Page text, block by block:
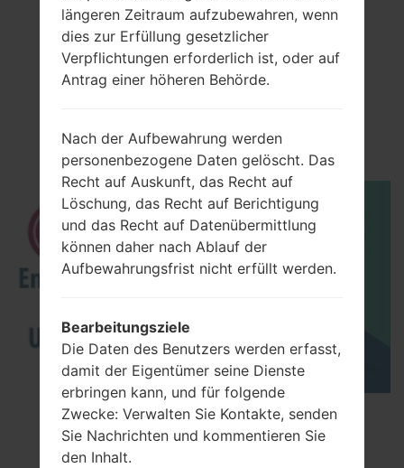
Video
akaLG Spirit Y70
How to Enable Developer Options & USB
Debugging on LG ?
längeren Zeitraum aufzubewahren, wenn
dies zur Erfüllung gesetzlicher
Verpflichtungen erforderlich ist, oder auf
Antrag einer höheren Behörde.
Nach der Aufbewahrung werden
personenbezogene Daten gelöscht. Das
Recht auf Auskunft, das Recht auf
Löschung, das Recht auf Berichtigung
und das Recht auf Datenübermittlung
können daher nach Ablauf der
Aufbewahrungsfrist nicht erfüllt werden.
Bearbeitungsziele
Die Daten des Benutzers werden erfasst,
damit der Eigentümer seine Dienste
erbringen kann, und für folgende
Zwecke: Verwalten Sie Kontakte, senden
Sie Nachrichten und kommentieren Sie
den Inhalt.